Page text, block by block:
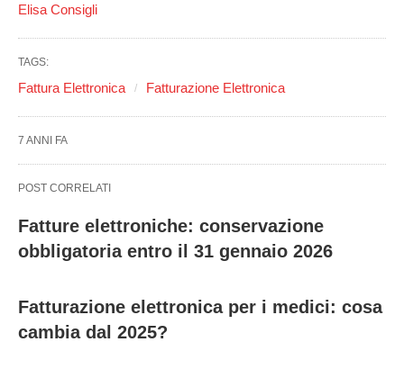
Elisa Consigli
TAGS:
Fattura Elettronica Fatturazione Elettronica
7 ANNI FA
POST CORRELATI
Fatture elettroniche: conservazione
obbligatoria entro il 31 gennaio 2026
Fatturazione elettronica per i medici: cosa
cambia dal 2025?